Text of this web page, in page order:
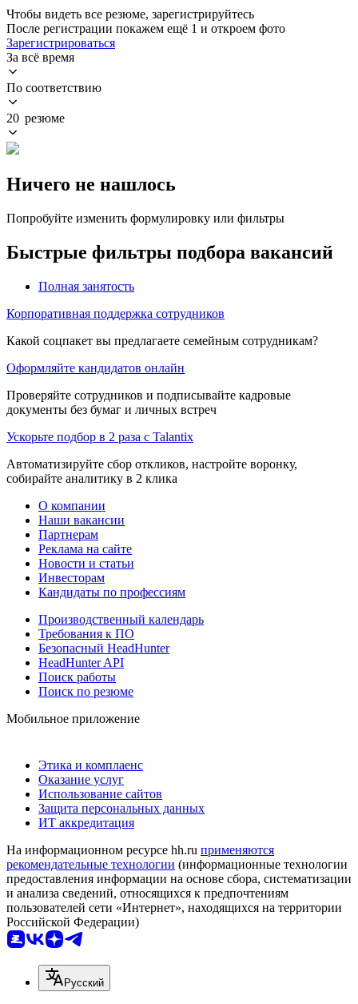
Чтобы видеть все резюме, зарегистрируйтесь
После регистрации покажем ещё 1 и откроем фото
Зарегистрироваться
За всё время
По соответствию
20 резюме
Ничего не нашлось
Попробуйте изменить формулировку или фильтры
Быстрые фильтры подбора вакансий
Полная занятость
Корпоративная поддержка сотрудников
Какой соцпакет вы предлагаете семейным сотрудникам?
Оформляйте кандидатов онлайн
Проверяйте сотрудников и подписывайте кадровые
документы без бумаг и личных встреч
Ускорьте подбор в 2 раза с Talantix
Автоматизируйте сбор откликов, настройте воронку,
собирайте аналитику в 2 клика
О компании
Наши вакансии
Партнерам
Реклама на сайте
Новости и статьи
Инвесторам
Кандидаты по профессиям
Производственный календарь
Требования к ПО
Безопасный HeadHunter
HeadHunter API
Поиск работы
Поиск по резюме
Мобильное приложение
Этика и комплаенс
Оказание услуг
Использование сайтов
Защита персональных данных
ИТ аккредитация
На информационном ресурсе hh.ru применяются
рекомендательные технологии (информационные технологии
предоставления информации на основе сбора, систематизации
и анализа сведений, относящихся к предпочтениям
пользователей сети «Интернет», находящихся на территории
Российской Федерации)
Русский